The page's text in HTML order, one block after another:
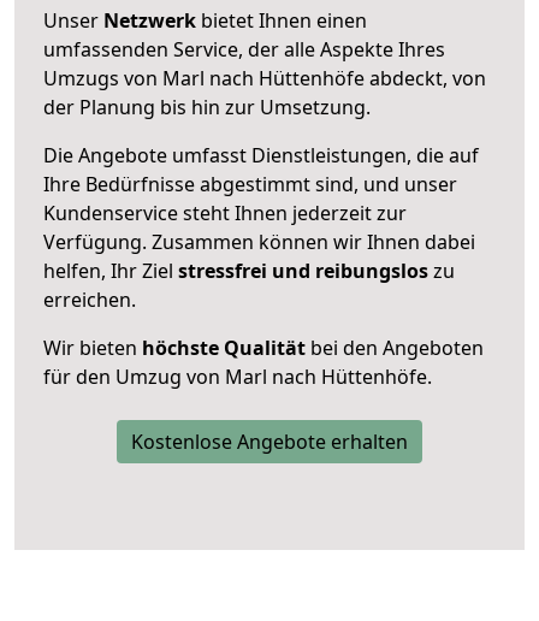
Unser Netzwerk bietet Ihnen einen
umfassenden Service, der alle Aspekte Ihres
Umzugs von Marl nach Hüttenhöfe abdeckt, von
der Planung bis hin zur Umsetzung.
Die Angebote umfasst Dienstleistungen, die auf
Ihre Bedürfnisse abgestimmt sind, und unser
Kundenservice steht Ihnen jederzeit zur
Verfügung. Zusammen können wir Ihnen dabei
helfen, Ihr Ziel stressfrei und reibungsloszu
erreichen.
Wir bieten höchste Qualität bei den Angeboten
für den Umzug von Marl nach Hüttenhöfe.
Kostenlose Angebote erhalten